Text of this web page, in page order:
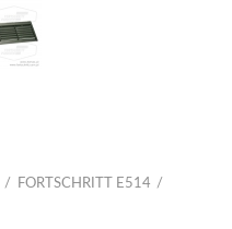
FORTSCHRITT E514